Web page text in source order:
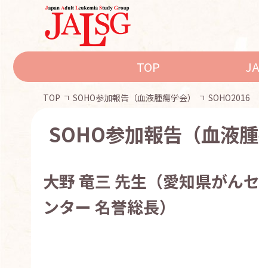
TOP
TOP SOHO参加報告（血液腫瘍学会） SOHO2016
SOHO参加報告（血液腫
大野 竜三 先生（愛知県がんセ
ンター 名誉総長）